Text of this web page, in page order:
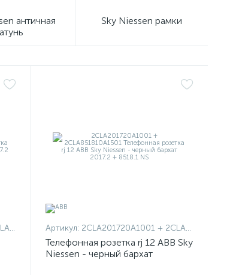
античная
Sky Niessen рамки
Артикул: 2CLA201720A1001 + 2CLA851810A1501
Телефонная розетка rj 12 ABB Sky
Niessen - черный бархат